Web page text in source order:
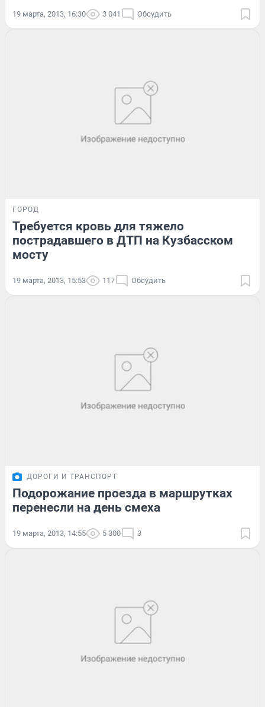
19 марта, 2013, 16:30 3 041 Обсудить
ГОРОД
Требуется кровь для тяжело
пострадавшего в ДТП на Кузбасском
мосту
19 марта, 2013, 15:53 117 Обсудить
ДОРОГИ И ТРАНСПОРТ
Подорожание проезда в маршрутках
перенесли на день смеха
19 марта, 2013, 14:55 5 300 3